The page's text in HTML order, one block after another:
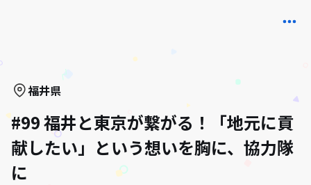
福井県
#99 福井と東京が繋がる！「地元に貢
献したい」という想いを胸に、協力隊
に